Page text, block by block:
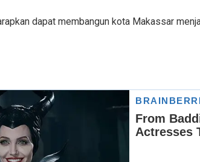
dapat membangun kota Makassar